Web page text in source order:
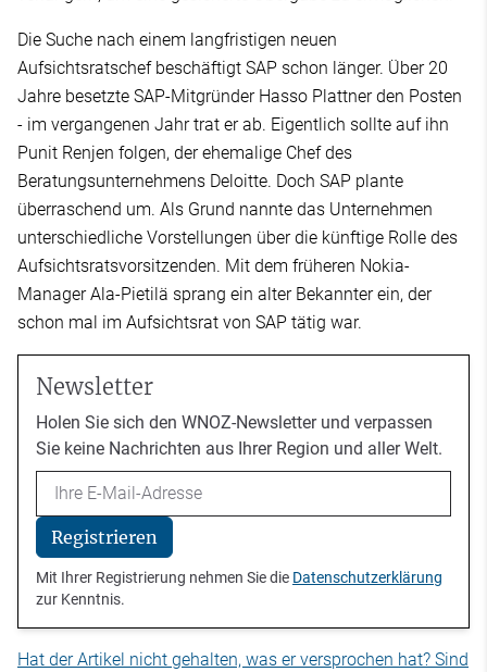
Die Suche nach einem langfristigen neuen
Aufsichtsratschef beschäftigt SAP schon länger. Über 20
Jahre besetzte SAP-Mitgründer Hasso Plattner den Posten
- im vergangenen Jahr trat er ab. Eigentlich sollte auf ihn
Punit Renjen folgen, der ehemalige Chef des
Beratungsunternehmens Deloitte. Doch SAP plante
überraschend um. Als Grund nannte das Unternehmen
unterschiedliche Vorstellungen über die künftige Rolle des
Aufsichtsratsvorsitzenden. Mit dem früheren Nokia-
Manager Ala-Pietilä sprang ein alter Bekannter ein, der
schon mal im Aufsichtsrat von SAP tätig war.
Newsletter
Holen Sie sich den WNOZ-Newsletter und verpassen
Sie keine Nachrichten aus Ihrer Region und aller Welt.
Email
Registrieren
Mit Ihrer Registrierung nehmen Sie die Datenschutzerklärung
zur Kenntnis.
Hat der Artikel nicht gehalten, was er versprochen hat? Sind